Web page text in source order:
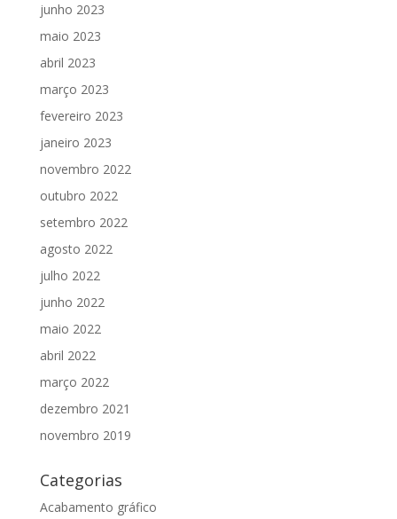
junho 2023
maio 2023
abril 2023
março 2023
fevereiro 2023
janeiro 2023
novembro 2022
outubro 2022
setembro 2022
agosto 2022
julho 2022
junho 2022
maio 2022
abril 2022
março 2022
dezembro 2021
novembro 2019
Categorias
Acabamento gráfico